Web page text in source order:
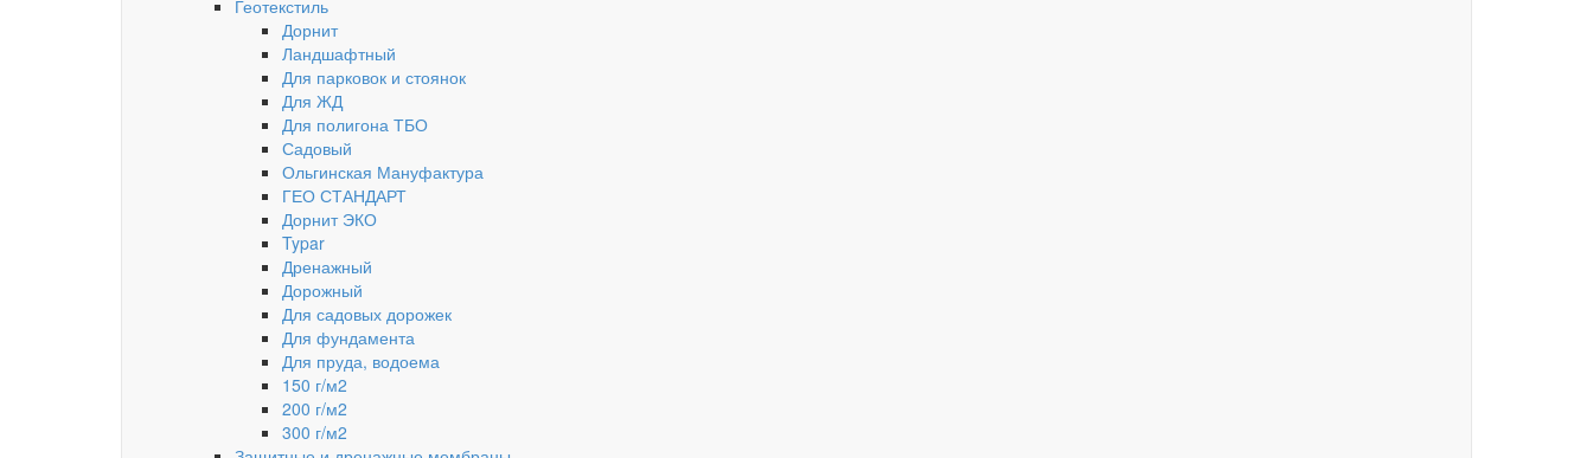
Геотекстиль
Дорнит
Ландшафтный
Для парковок и стоянок
Для ЖД
Для полигона ТБО
Садовый
Ольгинская Мануфактура
ГЕО СТАНДАРТ
Дорнит ЭКО
Typar
Дренажный
Дорожный
Для садовых дорожек
Для фундамента
Для пруда, водоема
150 г/м2
200 г/м2
300 г/м2